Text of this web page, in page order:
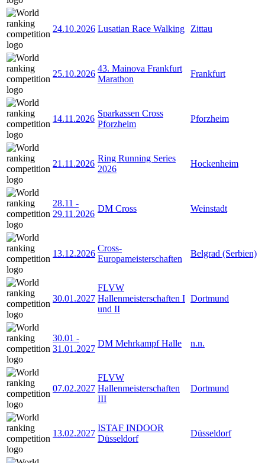
24.10.2026 Lusatian Race Walking Zittau
25.10.2026
43. Mainova Frankfurt
Marathon
Frankfurt
14.11.2026
Sparkassen Cross
Pforzheim
Pforzheim
21.11.2026
Ring Running Series
2026
Hockenheim
28.11 -
29.11.2026
DM Cross Weinstadt
13.12.2026
Cross-
Europameisterschaften
Belgrad (Serbien)
30.01.2027
FLVW
Hallenmeisterschaften I
und II
Dortmund
30.01 -
31.01.2027
DM Mehrkampf Halle n.n.
07.02.2027
FLVW
Hallenmeisterschaften
III
Dortmund
13.02.2027
ISTAF INDOOR
Düsseldorf
Düsseldorf